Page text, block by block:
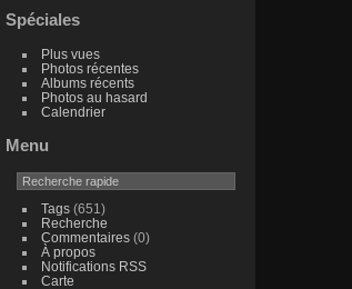
Spéciales
Plus vues
Photos récentes
Albums récents
Photos au hasard
Calendrier
Menu
Tags(651)
Recherche
Commentaires(0)
À propos
Notifications RSS
Carte